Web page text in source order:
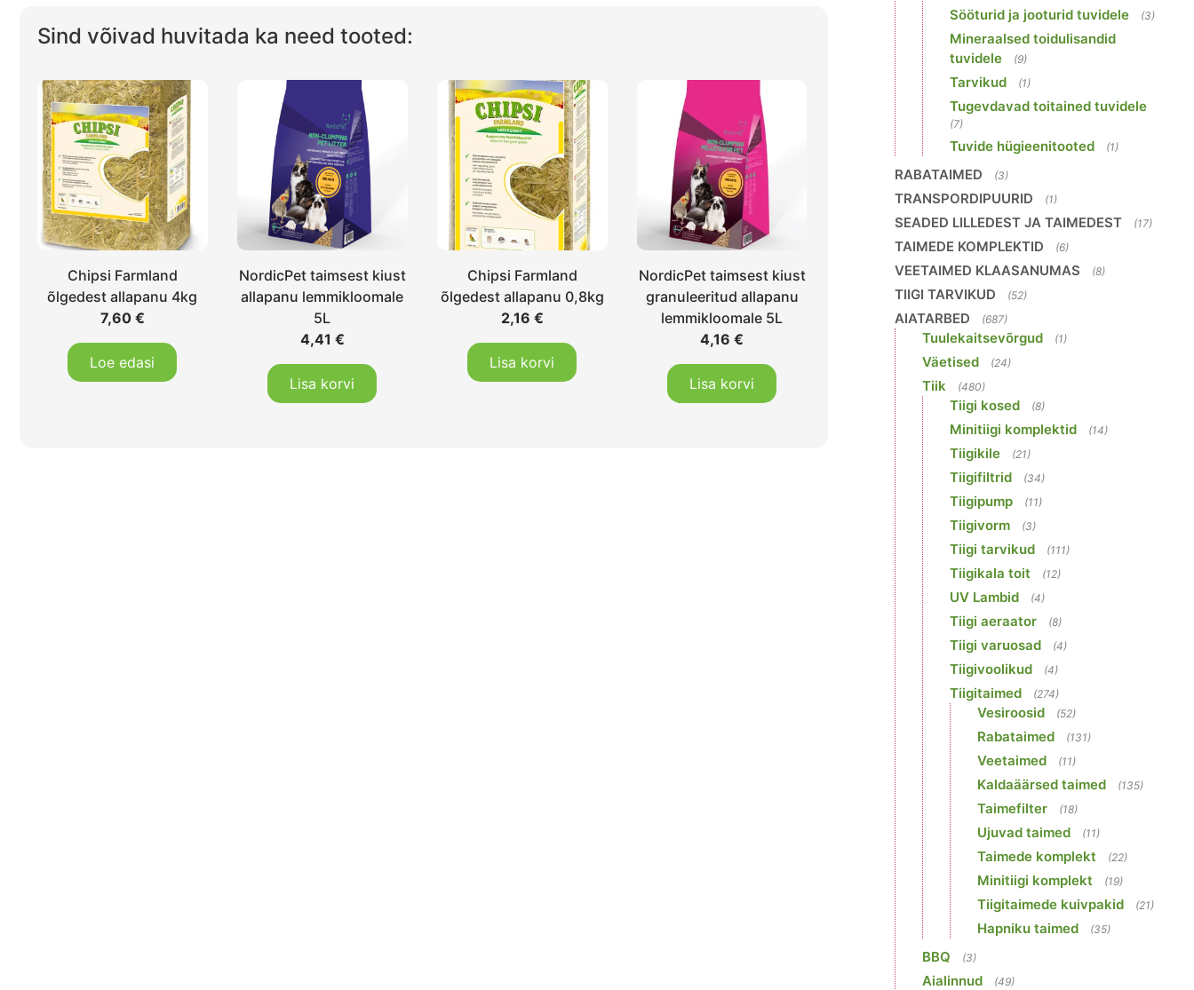
Sind võivad huvitada ka need tooted:
Chipsi Farmland
õlgedest allapanu 4kg
7,60 €
Loe edasi
NordicPet taimsest kiust
allapanu lemmikloomale
5L
4,41 €
Lisa korvi
Chipsi Farmland
õlgedest allapanu 0,8kg
2,16 €
Lisa korvi
NordicPet taimsest kiust
granuleeritud allapanu
lemmikloomale 5L
4,16€
Lisa korvi
Sööturid ja jooturid tuvidele (3)
Mineraalsed toidulisandid
tuvidele
(9)
Tarvikud (1)
Tugevdavad toitained tuvidele
(7)
Tuvide hügieenitooted (1)
RABATAIMED (3)
TRANSPORDIPUURID (1)
SEADED LILLEDEST JA TAIMEDEST (17)
TAIMEDE KOMPLEKTID (6)
VEETAIMED KLAASANUMAS (8)
TIIGI TARVIKUD (52)
AIATARBED (687)
Tuulekaitsevõrgud (1)
Väetised (24)
Tiik (480)
Tiigi kosed (8)
Minitiigi komplektid (14)
Tiigikile (21)
Tiigifiltrid (34)
Tiigipump (11)
Tiigivorm (3)
Tiigi tarvikud (111)
Tiigikala toit (12)
UV Lambid (4)
Tiigi aeraator (8)
Tiigi varuosad (4)
Tiigivoolikud (4)
Tiigitaimed (274)
Vesiroosid (52)
Rabataimed (131)
Veetaimed (11)
Kaldaäärsed taimed (135)
Taimefilter (18)
Ujuvad taimed (11)
Taimede komplekt (22)
Minitiigi komplekt (19)
Tiigitaimede kuivpakid (21)
Hapniku taimed (35)
BBQ (3)
Aialinnud (49)